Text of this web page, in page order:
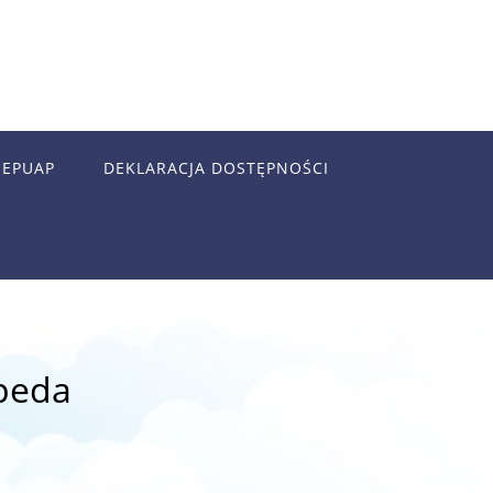
EPUAP DEKLARACJA DOSTĘPNOŚCI